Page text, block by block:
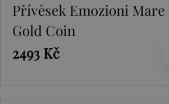
Přívěsek Emozioni Mare
Gold Coin
2493 Kč